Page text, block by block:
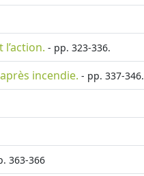
- pp. 323-336.
incendie. - pp. 337-346.
363-366